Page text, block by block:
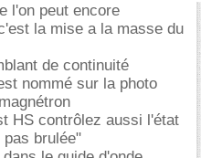
l'on peut encore
la mise a la masse du
de continuité
nommé sur la photo
HS contrôlez aussi l'état
pas brulée"